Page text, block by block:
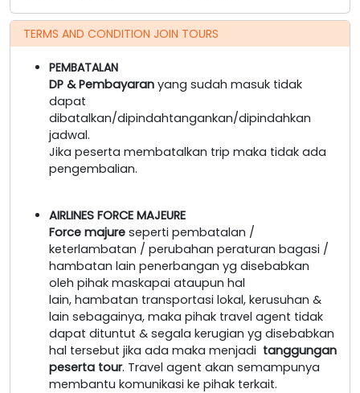
TERMS AND CONDITION JOIN TOURS
PEMBATALAN
DP & Pembayaran yang sudah masuk tidak
dapat
dibatalkan/dipindahtangankan/dipindahkan
jadwal.
Jika peserta membatalkan trip maka tidak ada
pengembalian.
AIRLINES FORCE MAJEURE
Force majure seperti pembatalan /
keterlambatan / perubahan peraturan bagasi /
hambatan lain penerbangan yg disebabkan
oleh pihak maskapai ataupun hal
lain, hambatan transportasi lokal, kerusuhan &
lain sebagainya, maka pihak travel agent tidak
dapat dituntut & segala kerugian yg disebabkan
hal tersebut jika ada maka menjadi tanggungan
peserta tour. Travel agent akan semampunya
membantu komunikasi ke pihak terkait.